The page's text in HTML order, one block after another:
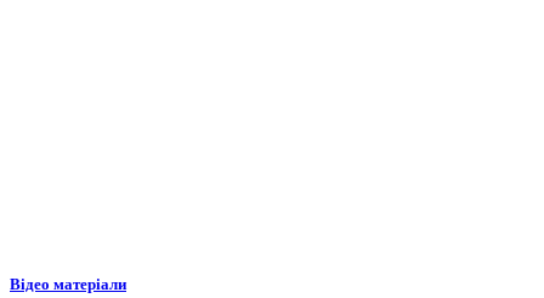
Відео матеріали